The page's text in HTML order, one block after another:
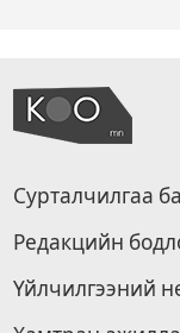
Сурталчилгаа
Редакцийн
Үйлчилгээний